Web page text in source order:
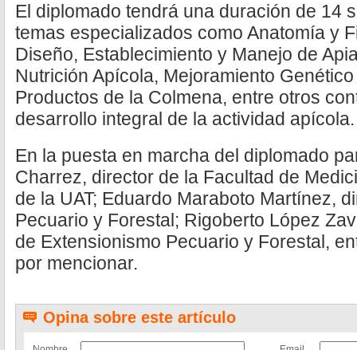
El diplomado tendrá una duración de 14
temas especializados como Anatomía y
Diseño, Establecimiento y Manejo de
Nutrición Apícola, Mejoramiento
Productos de la Colmena, entre otros
desarrollo integral de la actividad apícola.
En la puesta en marcha del diplomado
Charrez, director de la Facultad de
de la UAT; Eduardo Maraboto Martínez,
Pecuario y Forestal; Rigoberto López
de Extensionismo Pecuario y Forestal,
por mencionar.
Opina sobre este artículo